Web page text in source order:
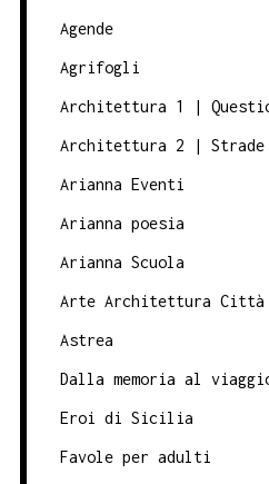
Agende
Agrifogli
Architettura 1 |
Architettura 2 | Strade
Arianna Eventi
Arianna poesia
Arianna Scuola
Arte Architettura
Astrea
Dalla memoria al
Eroi di Sicilia
Favole per adulti